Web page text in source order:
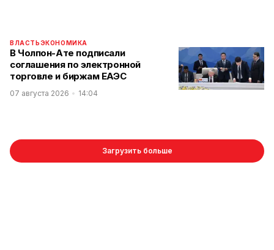
ВЛАСТЬЭКОНОМИКА
В Чолпон-Ате подписали
соглашения по электронной
торговле и биржам ЕАЭС
07 августа 2026 14:04
Загрузить больше